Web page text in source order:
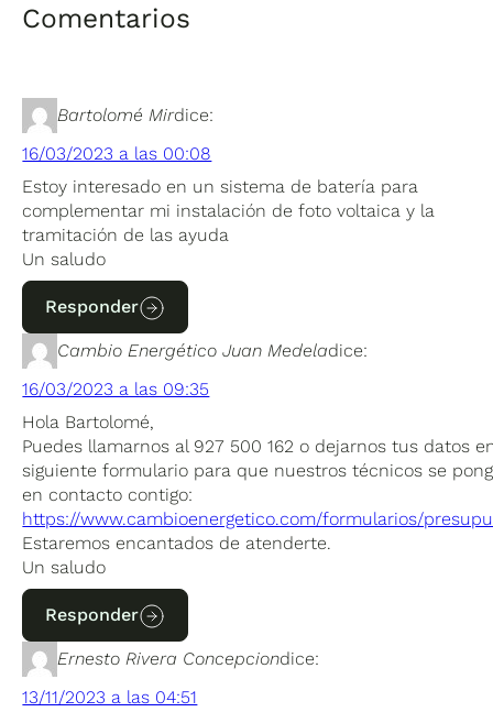
Comentarios
Bartolomé Mirdice:
16/03/2023 a las 00:08
Estoy interesado en un sistema de batería para
complementar mi instalación de foto voltaica y la
tramitación de las ayuda
Un saludo
Responder
Cambio Energético Juan Medeladice:
16/03/2023 a las 09:35
Hola Bartolomé,
Puedes llamarnos al 927 500 162 o dejarnos tus datos
siguiente formulario para que nuestros técnicos se
en contacto contigo:
https://www.cambioenergetico.com/formularios/
Estaremos encantados de atenderte.
Un saludo
Responder
Ernesto Rivera Concepciondice:
13/11/2023 a las 04:51